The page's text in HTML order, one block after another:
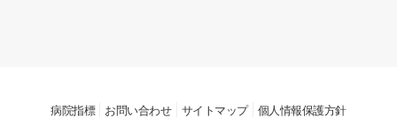
病院指標 お問い合わせ サイトマップ 個人情報保護方針